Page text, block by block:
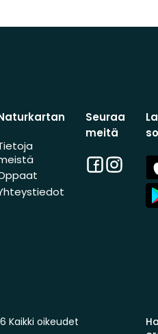
Seuraa
meitä
Facebook
Kaikki oikeudet